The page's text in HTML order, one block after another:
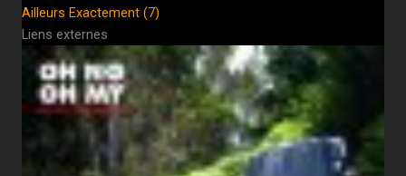
Ailleurs Exactement (7)
Liens externes